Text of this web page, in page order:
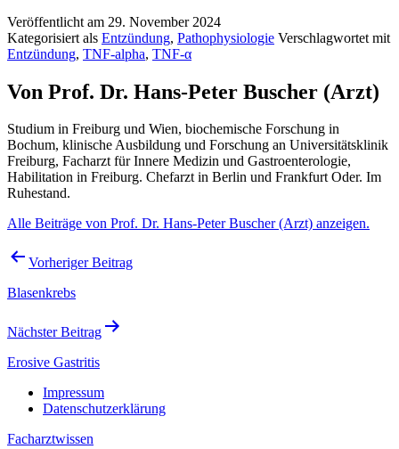
Veröffentlicht am 29. November 2024
Kategorisiert als Entzündung, Pathophysiologie Verschlagwortet mit
Entzündung, TNF-alpha, TNF-α
Von Prof. Dr. Hans-Peter Buscher (Arzt)
Studium in Freiburg und Wien, biochemische Forschung in
Bochum, klinische Ausbildung und Forschung an Universitätsklinik
Freiburg, Facharzt für Innere Medizin und Gastroenterologie,
Habilitation in Freiburg. Chefarzt in Berlin und Frankfurt Oder. Im
Ruhestand.
Alle Beiträge von Prof. Dr. Hans-Peter Buscher (Arzt) anzeigen.
Beitragsnavigation
Vorheriger Beitrag
Blasenkrebs
Nächster Beitrag
Erosive Gastritis
Impressum
Datenschutzerklärung
Facharztwissen